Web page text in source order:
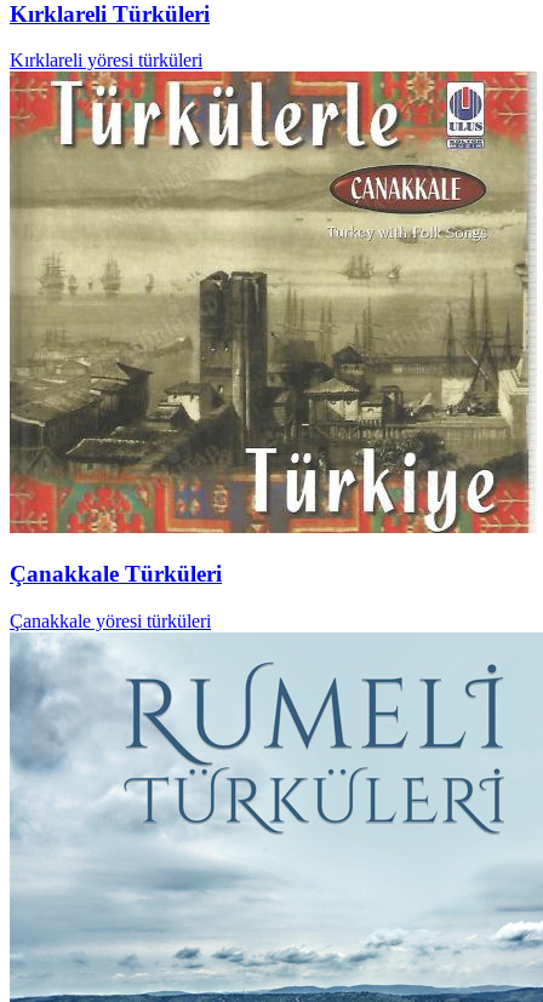
Kırklareli Türküleri
Kırklareli yöresi türküleri
Çanakkale Türküleri
Çanakkale yöresi türküleri